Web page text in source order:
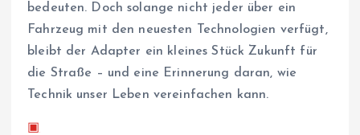
bedeuten. Doch solange nicht jeder über ein
Fahrzeug mit den neuesten Technologien verfügt,
bleibt der Adapter ein kleines Stück Zukunft für
die Straße – und eine Erinnerung daran, wie
Technik unser Leben vereinfachen kann.
▣